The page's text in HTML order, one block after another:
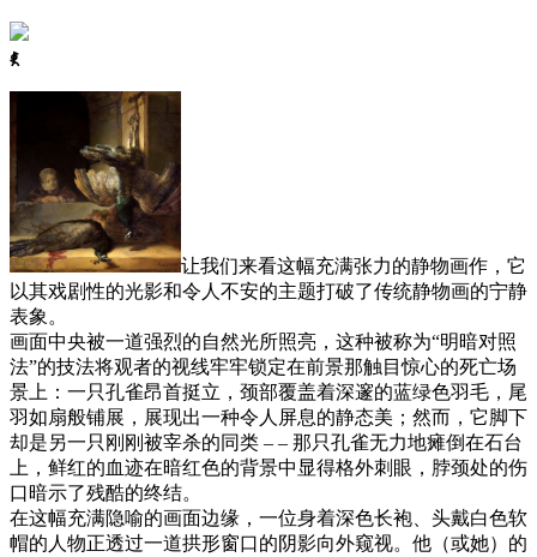
ꈅ
让我们来看这幅充满张力的静物画作，它
以其戏剧性的光影和令人不安的主题打破了传统静物画的宁静
表象。
画面中央被一道强烈的自然光所照亮，这种被称为“明暗对照
法”的技法将观者的视线牢牢锁定在前景那触目惊心的死亡场
景上：一只孔雀昂首挺立，颈部覆盖着深邃的蓝绿色羽毛，尾
羽如扇般铺展，展现出一种令人屏息的静态美；然而，它脚下
却是另一只刚刚被宰杀的同类 – – 那只孔雀无力地瘫倒在石台
上，鲜红的血迹在暗红色的背景中显得格外刺眼，脖颈处的伤
口暗示了残酷的终结。
在这幅充满隐喻的画面边缘，一位身着深色长袍、头戴白色软
帽的人物正透过一道拱形窗口的阴影向外窥视。他（或她）的